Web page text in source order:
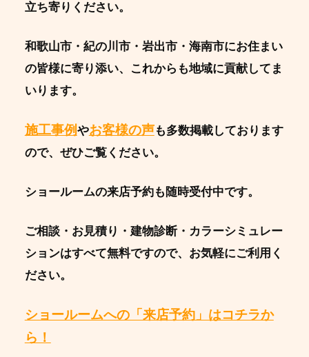
立ち寄りください。
和歌山市・紀の川市・岩出市・海南市にお住まい
の皆様に寄り添い、これからも地域に貢献してま
いります。
施工事例やお客様の声も多数掲載しております
ので、ぜひご覧ください。
ショールームの来店予約も随時受付中です。
ご相談・お見積り・建物診断・カラーシミュレー
ションはすべて無料ですので、お気軽にご利用く
ださい。
ショールームへの「来店予約」はコチラか
ら！